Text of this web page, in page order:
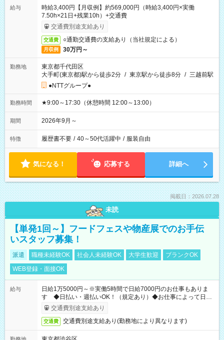
給与
時給3,400円【月収例】約569,000円（時給3,400円×実働
7.50h×21日+残業10h）+交通費
交通費別途支給あり
交通費 ○通勤交通費の支給あり（当社規定による）
月収例 30万円～
勤務地
東京都千代田区
大手町(東京都)駅から徒歩2分 / 東京駅から徒歩8分 / 三越前駅
●NTTグループ●
勤務時間 ★9:00～17:30（休憩時間 12:00～13:00）
期間 2026年9月～
特徴 履歴書不要 / 40～50代活躍中 / 服装自由
気になる！ 応募する 詳細へ
掲載日：2026.07.28
未読
【単発1回～】フードフェスや物産展でのお手伝
いスタッフ募集！
派遣 職種未経験OK 社会人未経験OK 大学生歓迎
ブランクOK
WEB登録・面接OK
給与
日給1万5000円～※実働5時間で日給7000円のお仕事もありま
す ◆日払い・週払いOK！（規定あり）◆お仕事によって日給
も異なります
交通費別途支給あり
交通費 交通費別途支給あり(勤務地により異なります)